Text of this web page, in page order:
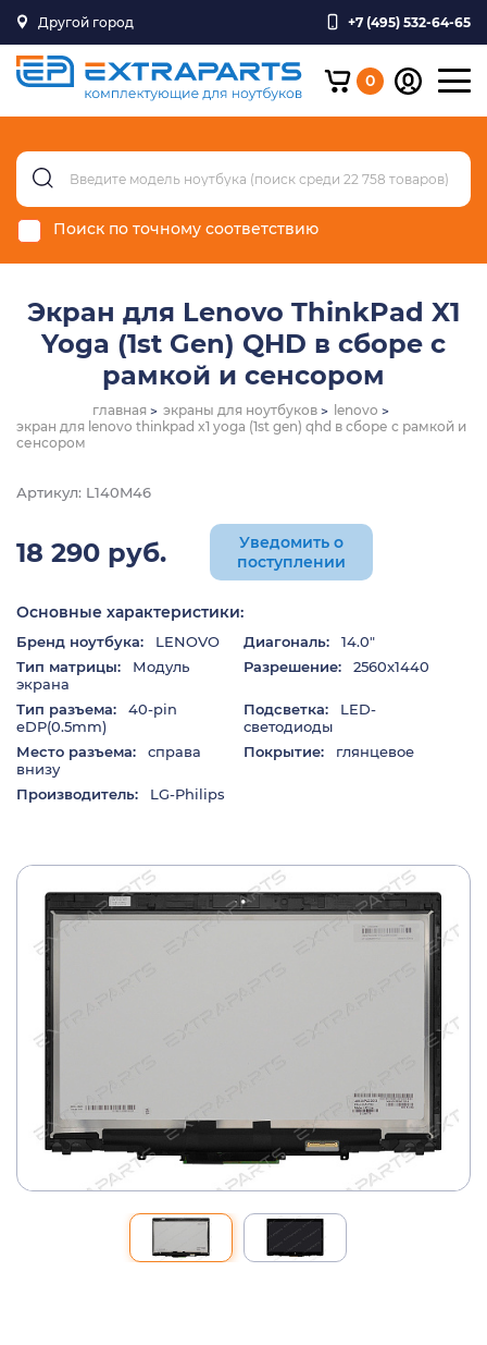
Другой город +7 (495) 532-64-65
0
Поиск по точному соответствию
Экран для Lenovo ThinkPad X1
Yoga (1st Gen) QHD в сборе с
рамкой и сенсором
главная экраны для ноутбуков
lenovo
экран для lenovo thinkpad x1 yoga (1st gen) qhd в сборе с рамкой и
сенсором
Артикул: L140M46
18 290 руб.
Уведомить о
поступлении
Основные характеристики:
Бренд ноутбука: LENOVO Диагональ:
14.0"
Тип матрицы:
Модуль
экрана
Разрешение: 2560x1440
Тип разъема:
40-pin
eDP(0.5mm)
Подсветка:
LED-
светодиоды
Место разъема:
справа
внизу
Покрытие: глянцевое
Производитель: LG-Philips